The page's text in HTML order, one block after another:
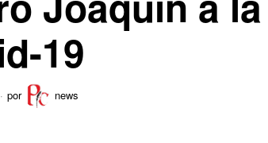
19
por news